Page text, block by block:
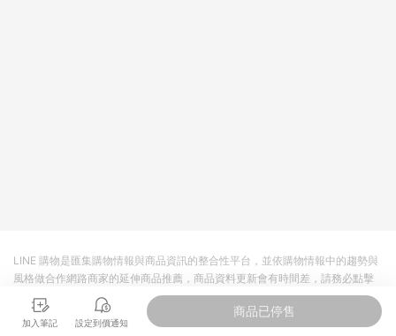
加入筆記 設定到價通知
商品已停售
LINE 購物是匯集購物情報與商品資訊的整合性平台，並依購物情報中的趨勢與
風格做合作網路商家的延伸商品推薦，商品資料更新會有時間差，請務必點擊
商品至各合作網路商家，確認現售價與購物條件，一切資訊以合作廠商網頁為
準。